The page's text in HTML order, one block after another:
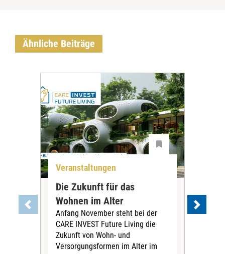
Ähnliche Beiträge
Veranstaltungen
Die Zukunft für das
Wohnen im Alter
Anfang November steht bei der
CARE INVEST Future Living die
Zukunft von Wohn- und
Versorgungsformen im Alter im